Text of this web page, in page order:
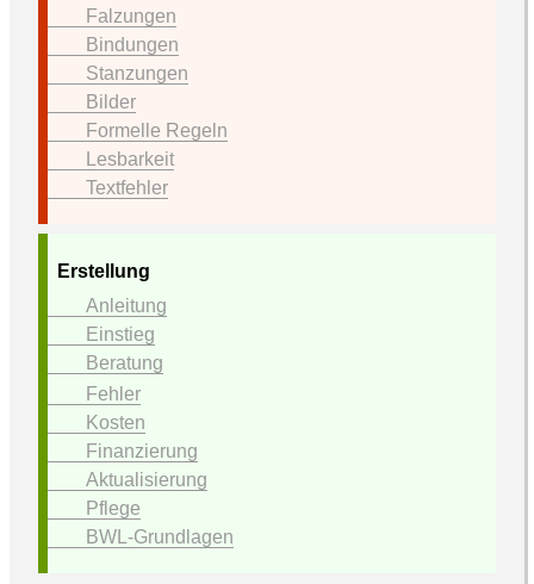
Falzungen
Bindungen
Stanzungen
Bilder
Formelle Regeln
Lesbarkeit
Textfehler
Erstellung
Anleitung
Einstieg
Beratung
Fehler
Kosten
Finanzierung
Aktualisierung
Pflege
BWL-Grundlagen